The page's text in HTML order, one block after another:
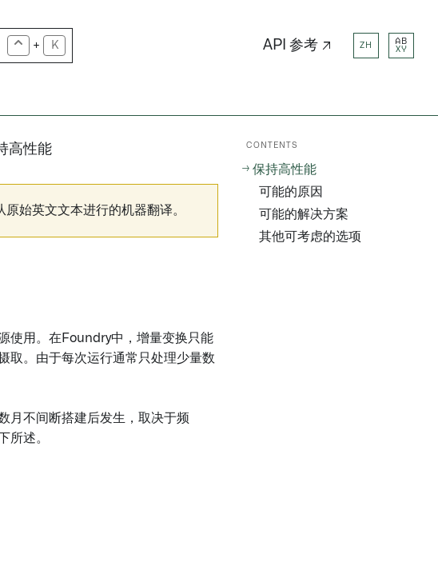
+ K API 参考 ↗ ZH
AB
XY
高性能
原始英文文本进行的机器翻译。
使用。在Foundry中，增量变换只能
取。由于每次运行通常只处理少量数
月不间断搭建后发生，取决于频
所述。
CONTENTS
保持高性能
可能的原因
可能的解决方案
其他可考虑的选项